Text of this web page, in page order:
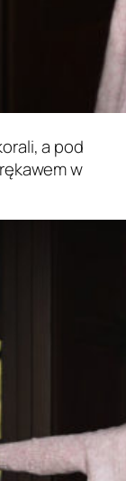
a pod
w